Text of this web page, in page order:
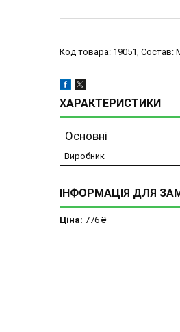
Код товара: 19051, Состав:
ХАРАКТЕРИСТИКИ
Основні
Виробник
ІНФОРМАЦІЯ ДЛЯ
Ціна: 776 ₴